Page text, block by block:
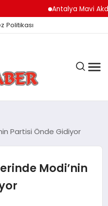
Antalya Mavi
Politikası
Partisi Önde Gidiyor
Modi’nin